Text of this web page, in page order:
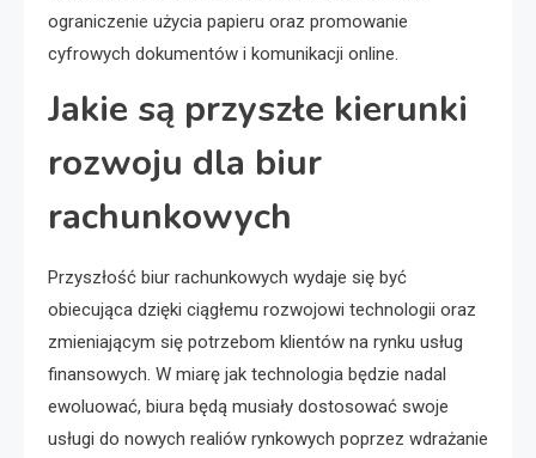
ograniczenie użycia papieru oraz promowanie
cyfrowych dokumentów i komunikacji online.
Jakie są przyszłe kierunki
rozwoju dla biur
rachunkowych
Przyszłość biur rachunkowych wydaje się być
obiecująca dzięki ciągłemu rozwojowi technologii oraz
zmieniającym się potrzebom klientów na rynku usług
finansowych. W miarę jak technologia będzie nadal
ewoluować, biura będą musiały dostosować swoje
usługi do nowych realiów rynkowych poprzez wdrażanie